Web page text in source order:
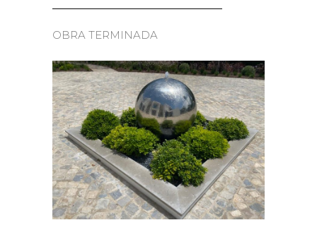
OBRA TERMINADA